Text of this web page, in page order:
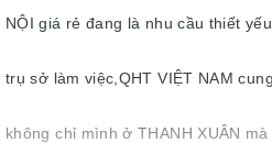
NỘI giá rẻ đang là nhu cầu thiết
trụ sở làm việc,QHT VIỆT NAM
không chỉ mình ở THANH XUÂN